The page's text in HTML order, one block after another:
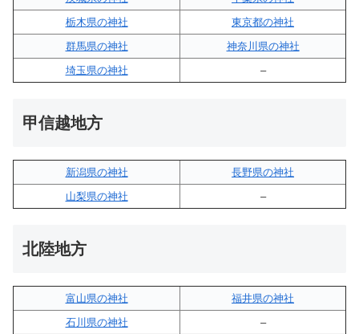
栃木県の神社
東京都の神社
群馬県の神社
神奈川県の神社
埼玉県の神社
–
甲信越地方
新潟県の神社
長野県の神社
山梨県の神社
–
北陸地方
富山県の神社
福井県の神社
石川県の神社
–